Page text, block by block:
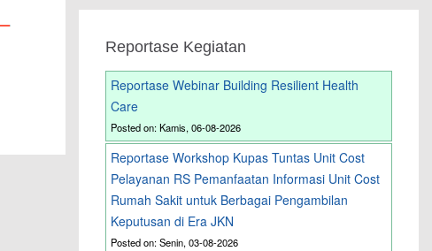
Reportase Kegiatan
Reportase Webinar Building Resilient Health
Care
Posted on: Kamis, 06-08-2026
Reportase Workshop Kupas Tuntas Unit Cost
Pelayanan RS Pemanfaatan Informasi Unit Cost
Rumah Sakit untuk Berbagai Pengambilan
Keputusan di Era JKN
Posted on: Senin, 03-08-2026